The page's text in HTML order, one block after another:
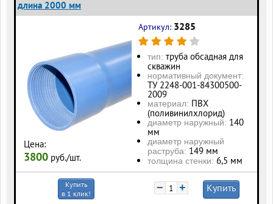
длина 2000 мм
Цена:
3800 руб./шт.
Артикул: 3285
тип: труба обсадная для
скважин
нормативный документ:
ТУ 2248-001-84300500-
2009
материал: ПВХ
(поливинилхлорид)
диаметр наружный: 140
мм
диаметр наружный
раструба: 149 мм
толщина стенки: 6,5 мм
Купить
в 1 клик!
− + Купить